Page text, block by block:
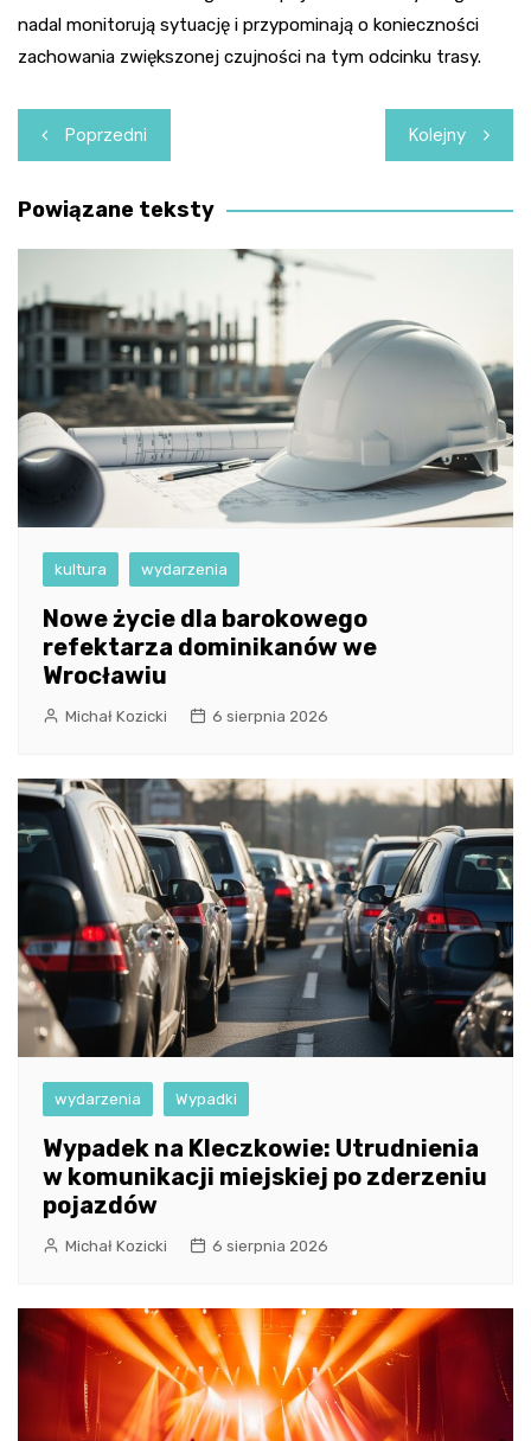
nadal monitorują sytuację i przypominają o konieczności
zachowania zwiększonej czujności na tym odcinku trasy.
Nawigacja
wpisu
Poprzedni Kolejny
Powiązane teksty
kultura wydarzenia
Nowe życie dla barokowego
refektarza dominikanów we
Wrocławiu
Michał Kozicki 6 sierpnia 2026
wydarzenia Wypadki
Wypadek na Kleczkowie: Utrudnienia
w komunikacji miejskiej po zderzeniu
pojazdów
Michał Kozicki 6 sierpnia 2026